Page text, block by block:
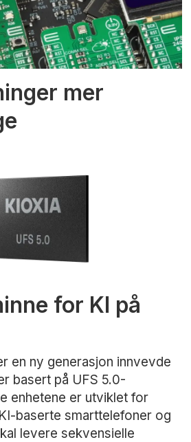
mer
for KI på
en ny generasjon innvevde
basert på UFS 5.0-
enhetene er utviklet for
baserte smarttelefoner og
levere sekvensielle